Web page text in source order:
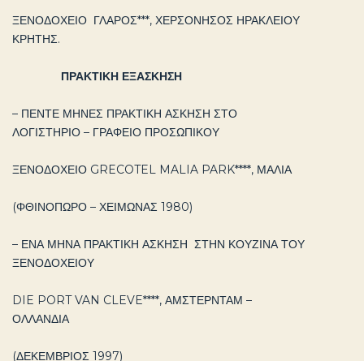
ΞΕΝΟΔΟΧΕΙΟ ΓΛΑΡΟΣ***, ΧΕΡΣΟΝΗΣΟΣ ΗΡΑΚΛΕΙΟΥ
ΚΡΗΤΗΣ.
ΠΡΑΚΤΙΚΗ ΕΞΑΣΚΗΣΗ
– ΠΕΝΤΕ ΜΗΝΕΣ ΠΡΑΚΤΙΚΗ ΑΣΚΗΣΗ ΣΤΟ
ΛΟΓΙΣΤΗΡΙΟ – ΓΡΑΦΕΙΟ ΠΡΟΣΩΠΙΚΟΥ
ΞΕΝΟΔΟΧΕΙΟ GRECOTEL MALIA PARK****, ΜΑΛΙΑ
(ΦΘΙΝΟΠΩΡΟ – ΧΕΙΜΩΝΑΣ 1980)
– ΕΝΑ ΜΗΝΑ ΠΡΑΚΤΙΚΗ ΑΣΚΗΣΗ ΣΤΗΝ ΚΟΥΖΙΝΑ ΤΟΥ
ΞΕΝΟΔΟΧΕΙΟΥ
DIE PORT VAN CLEVE****, ΑΜΣΤΕΡΝΤΑΜ –
ΟΛΛΑΝΔΙΑ
(ΔΕΚΕΜΒΡΙΟΣ 1997)